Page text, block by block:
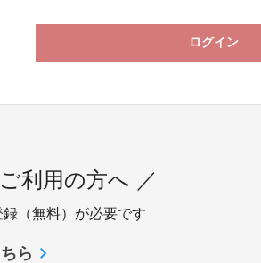
ログイン
利用の方へ ／
（無料）が必要です
ら